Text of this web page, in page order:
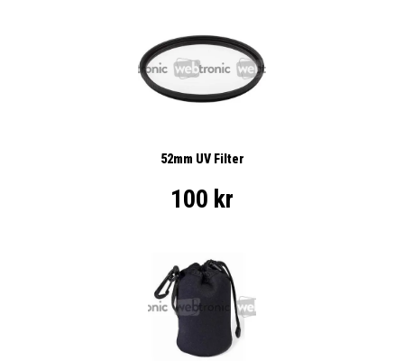
52mm UV Filter
100 kr